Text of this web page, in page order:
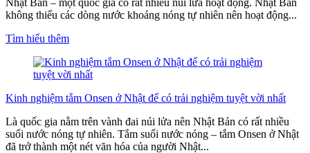
không thiếu các dòng nước khoáng nóng tự nhiên nên hoạt động...
Tìm hiểu thêm
Kinh nghiệm tắm Onsen ở Nhật để có trải nghiệm tuyệt vời nhất
Là quốc gia nằm trên vành đai núi lửa nên Nhật Bản có rất nhiều
suối nước nóng tự nhiên. Tắm suối nước nóng – tắm Onsen ở Nhật
đã trở thành một nét văn hóa của người Nhật...